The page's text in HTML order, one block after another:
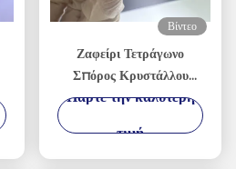
Βίντεο
Ζαφείρι Τετράγωνο
Σπόρος Κρυστάλλου
Ακριβείας
Πάρτε την καλύτερη
τιμή